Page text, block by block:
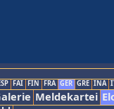
FAI FIN FRA GER GRE INA
Meldekartei